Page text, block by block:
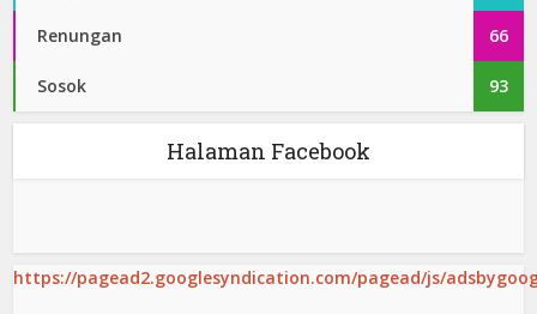
Renungan 66
Sosok 93
Halaman Facebook
https://pagead2.googlesyndication.com/pagead/js/